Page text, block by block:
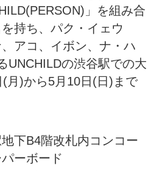
」を組み合
持ち、パク・イェウ
アコ、イボン、ナ・ハ
UNCHILDの渋谷駅での大
月)から5月10日(日)まで
下B4階改札内コンコー
ーボード